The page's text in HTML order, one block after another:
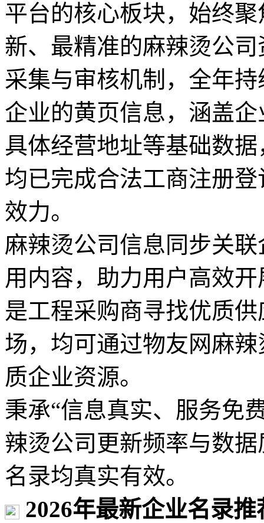
平台的核心板块，始终
新、最精准的麻辣烫公
采集与审核机制，全年
企业的黄页信息，涵盖
具体经营地址等基础数
均已完成合法工商注册
效力。
麻辣烫公司信息同步关
用内容，助力用户高效
是工程采购商寻找优质
场，均可通过物友网麻
质企业资源。
秉承“信息真实、服务免
辣烫公司更新频率与数
名录均真实有效。
2026年最新企业名录推